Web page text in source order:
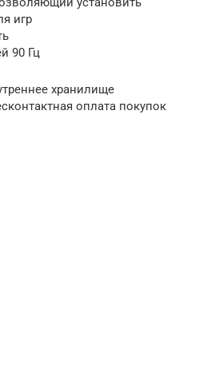
игр
90 Гц
хранилище
оплата покупок